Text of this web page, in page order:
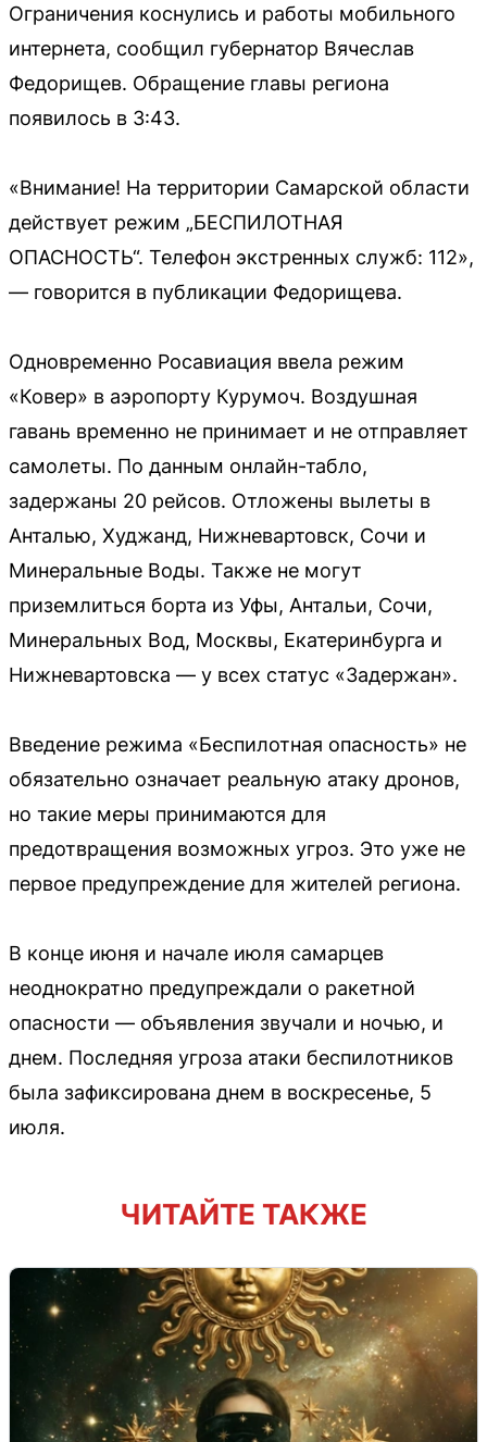
Ограничения коснулись и работы мобильного
интернета, сообщил губернатор Вячеслав
Федорищев. Обращение главы региона
появилось в 3:43.
«Внимание! На территории Самарской области
действует режим „БЕСПИЛОТНАЯ
ОПАСНОСТЬ“. Телефон экстренных служб: 112»,
— говорится в публикации Федорищева.
Одновременно Росавиация ввела режим
«Ковер» в аэропорту Курумоч. Воздушная
гавань временно не принимает и не отправляет
самолеты. По данным онлайн-табло,
задержаны 20 рейсов. Отложены вылеты в
Анталью, Худжанд, Нижневартовск, Сочи и
Минеральные Воды. Также не могут
приземлиться борта из Уфы, Антальи, Сочи,
Минеральных Вод, Москвы, Екатеринбурга и
Нижневартовска — у всех статус «Задержан».
Введение режима «Беспилотная опасность» не
обязательно означает реальную атаку дронов,
но такие меры принимаются для
предотвращения возможных угроз. Это уже не
первое предупреждение для жителей региона.
В конце июня и начале июля самарцев
неоднократно предупреждали о ракетной
опасности — объявления звучали и ночью, и
днем. Последняя угроза атаки беспилотников
была зафиксирована днем в воскресенье, 5
июля.
ЧИТАЙТЕ ТАКЖЕ